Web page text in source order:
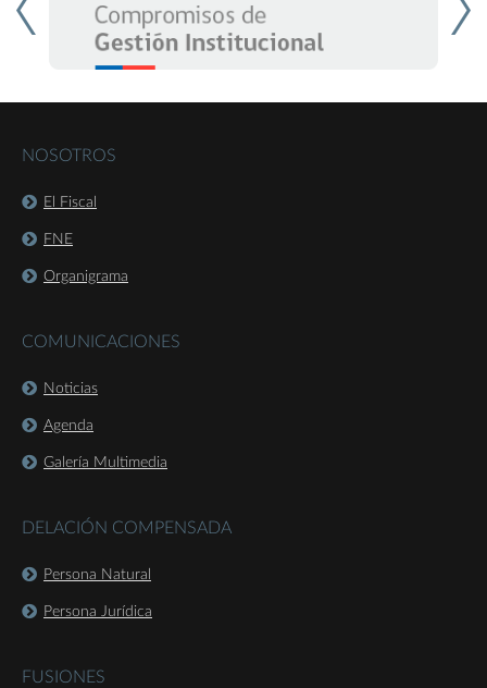
NOSOTROS
El Fiscal
FNE
Organigrama
COMUNICACIONES
Noticias
Agenda
Galería Multimedia
DELACIÓN COMPENSADA
Persona Natural
Persona Jurídica
FUSIONES